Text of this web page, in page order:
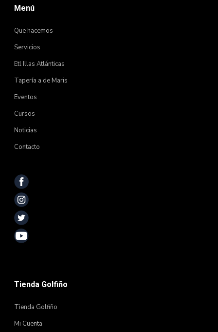
Menú
Que hacemos
Servicios
Etl Illas Atlánticas
Tapería a de Maris
Eventos
Cursos
Noticias
Contacto
Tienda Golfiño
Tienda Golfiño
Mi Cuenta